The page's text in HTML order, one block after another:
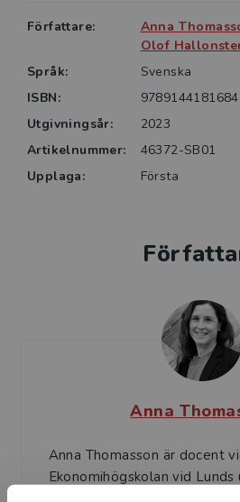
Författare:
Anna
Olof
Språk:
Svenska
ISBN:
9789144181684
Utgivningsår:
2023
Artikelnummer:
46372-SB01
Upplaga:
Första
Anna
Anna Thomasson är docent
Ekonomihögskolan vid